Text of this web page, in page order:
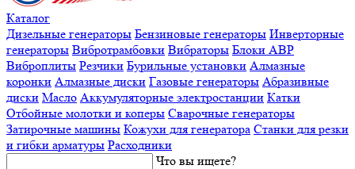
Каталог
Дизельные генераторы Бензиновые генераторы Инверторные
генераторы Вибротрамбовки Вибраторы Блоки АВР
Виброплиты Резчики Бурильные установки Алмазные
коронки Алмазные диски Газовые генераторы Абразивные
диски Масло Аккумуляторные электростанции Катки
Отбойные молотки и коперы Сварочные генераторы
Затирочные машины Кожухи для генератора Станки для резки
и гибки арматуры Расходники
Что вы ищете?